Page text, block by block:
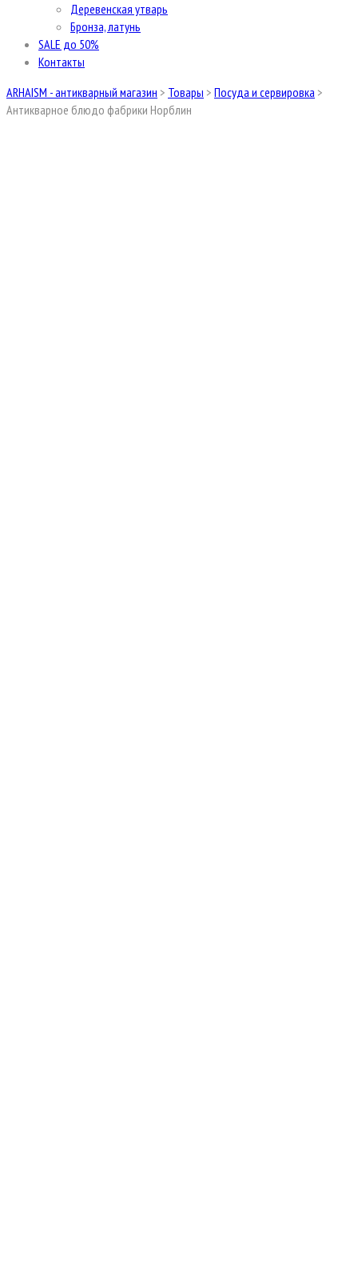
Деревенская утварь
Бронза, латунь
SALE до 50%
Контакты
ARHAISM - антикварный магазин > Товары > Посуда и сервировка >
Антикварное блюдо фабрики Норблин